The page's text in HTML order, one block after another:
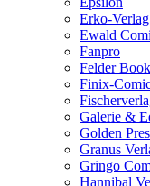
Erko-Verlag
Ewald
Fanpro
Felder
Finix-
Galerie &
Golden
Granus
Gringo
Hannibal